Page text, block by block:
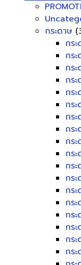
กระดาษ
กร
กร
กร
กร
กร
กร
กร
กระ
กร
กร
กร
กร
กระ
กร
กร
กร
กร
กร